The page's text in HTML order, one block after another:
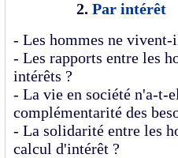
2. Par intérêt
- Les hommes ne
- Les rapports entre les
intérêts ?
- La vie en société n'a-t-
complémentarité des
- La solidarité entre les
calcul d'intérêt ?